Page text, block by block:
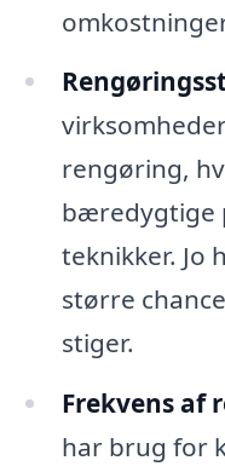
rengøring,
bæredygtige
teknikker. Jo
større
stiger.
Frekvens af
har brug for